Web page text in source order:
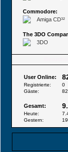
Commodore:
Amiga CD³²
The 3DO
3DO
User Online:
Registrierte:
0
Gäste:
82
Gesamt:
Heute:
Gestern: